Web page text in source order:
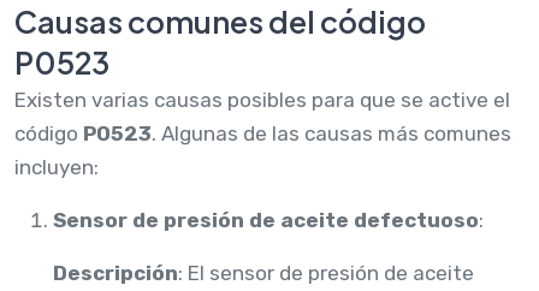
Causas comunes del código
P0523
Existen varias causas posibles para que se active el
código P0523. Algunas de las causas más comunes
incluyen:
Sensor de presión de aceite defectuoso:
Descripción: El sensor de presión de aceite